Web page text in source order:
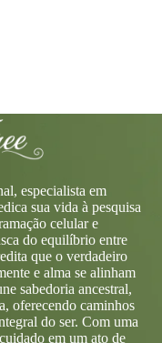
especialista em
sua vida à pesquisa
celular e
do equilíbrio entre
que o verdadeiro
e alma se alinham
sabedoria ancestral,
oferecendo caminhos
do ser. Com uma
em um ato de